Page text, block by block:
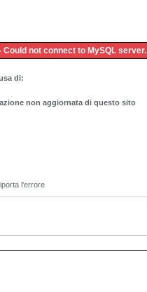
Could not connect to MySQL server.
di:
non aggiornata di questo sito
l'errore